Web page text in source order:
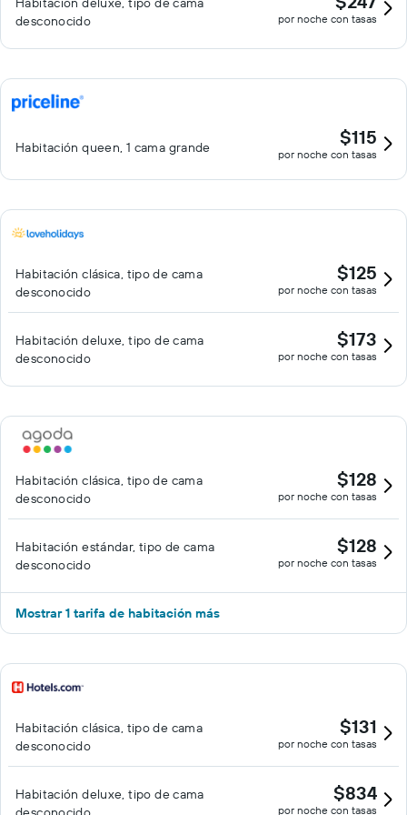
desconocido
por noche con tasas
Habitación queen, 1 cama grande $115
por noche con tasas
Habitación clásica, tipo de cama
desconocido
$125
por noche con tasas
Habitación deluxe, tipo de cama
desconocido
$173
por noche con tasas
Habitación clásica, tipo de cama
desconocido
$128
por noche con tasas
Habitación estándar, tipo de cama
desconocido
$128
por noche con tasas
Mostrar 1 tarifa de habitación más
Habitación clásica, tipo de cama
desconocido
$131
por noche con tasas
Habitación deluxe, tipo de cama
$834
por noche con tasas